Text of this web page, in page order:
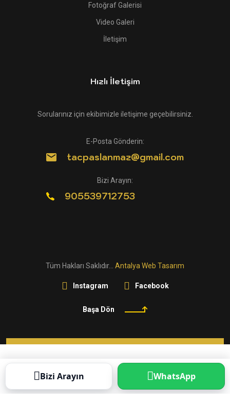
Fotoğraf Galerisi
Video Galeri
İletişim
Hızlı İletişim
Sorularınız için ekibimizle iletişime geçebilirsiniz.
E-Posta Gönderin:
tacpaslanmaz@gmail.com
Bizi Arayın:
905539712753
Tüm Hakları Saklıdır... Antalya Web Tasarım
Instagram Facebook
Başa Dön
Bizi Arayın WhatsApp